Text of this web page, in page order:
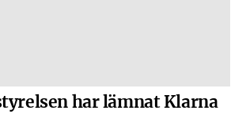
har lämnat Klarna